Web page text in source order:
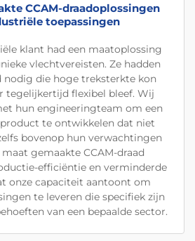
CCAM-draadoplossingen
toepassingen
klant had een maatoplossing
vlechtvereisten. Ze hadden
nodig die hoge treksterkte kon
tegelijkertijd flexibel bleef. Wij
hun engineeringteam om een
te ontwikkelen dat niet
bovenop hun verwachtingen
gemaakte CCAM-draad
efficiëntie en verminderde
onze capaciteit aantoont om
te leveren die specifiek zijn
van een bepaalde sector.